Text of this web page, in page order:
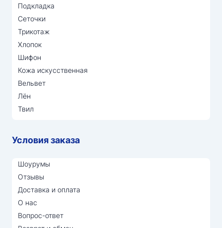
Подкладка
Сеточки
Трикотаж
Хлопок
Шифон
Кожа искусственная
Вельвет
Лён
Твил
Условия заказа
Шоурумы
Отзывы
Доставка и оплата
О нас
Вопрос-ответ